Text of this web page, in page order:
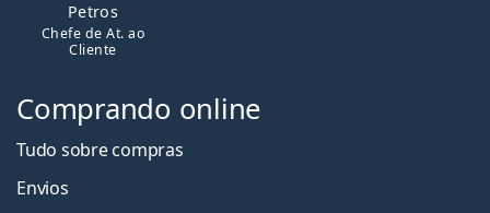
Petros
Chefe de At. ao
Cliente
Comprando online
Tudo sobre compras
Envios